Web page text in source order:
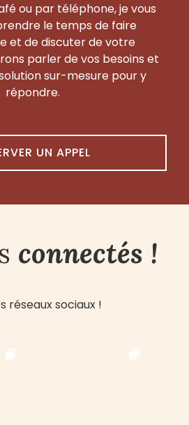
ou par téléphone, je vous
le temps de faire
et de discuter de votre
parler de vos besoins et
sur-mesure pour y
répondre.
UN APPEL
connectés !
réseaux sociaux !